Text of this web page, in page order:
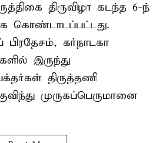
திருவிழா கடந்த 6-ந்
கொண்டாடப்பட்டது.
பிரதேசம், கர்நாடகா
இருந்து
திருத்தணி
முருகப்பெருமானை